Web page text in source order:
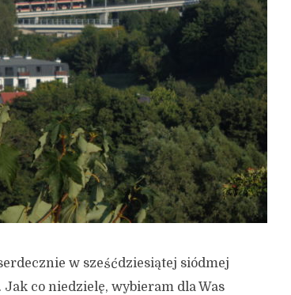
w sześćdziesiątej siódmej
co niedzielę, wybieram dla Was